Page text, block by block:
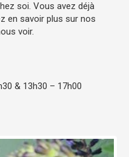
soi. Vous avez déjà
en savoir plus sur nos
voir.
& 13h30 – 17h00